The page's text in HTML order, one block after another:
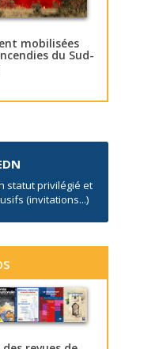
mobilisées
du Sud-
statut privilégié et
(invitations...)